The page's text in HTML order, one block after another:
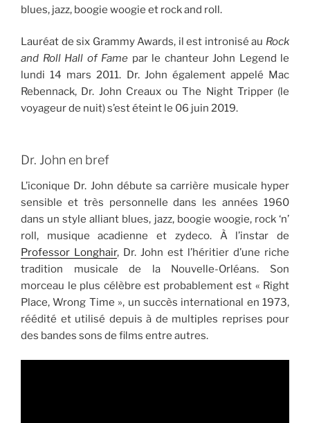
blues, jazz, boogie woogie et rock and roll.
Lauréat de six Grammy Awards, il est intronisé au Rock
and Roll Hall of Fame par le chanteur John Legend le
lundi 14 mars 2011. Dr. John également appelé Mac
Rebennack, Dr. John Creaux ou The Night Tripper (le
voyageur de nuit) s’est éteint le 06 juin 2019.
Dr. John en bref
L’iconique Dr. John débute sa carrière musicale hyper
sensible et très personnelle dans les années 1960
dans un style alliant blues, jazz, boogie woogie, rock ‘n’
roll, musique acadienne et zydeco. À l’instar de
Professor Longhair, Dr. John est l’héritier d’une riche
tradition musicale de la Nouvelle-Orléans. Son
morceau le plus célèbre est probablement est « Right
Place, Wrong Time », un succès international en 1973,
réédité et utilisé depuis à de multiples reprises pour
des bandes sons de films entre autres.